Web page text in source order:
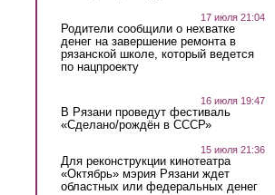
17 июля 21:04
Родители сообщили о нехватке
денег на завершение ремонта в
рязанской школе, который ведется
по нацпроекту
16 июля 19:47
В Рязани проведут фестиваль
«Сделано/рождён в СССР»
15 июля 21:36
Для реконструкции кинотеатра
«Октябрь» мэрия Рязани ждет
областных или федеральных денег